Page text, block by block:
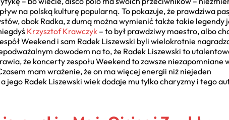
na polską kulturę popularną. To pokazuje, że prawdziwa
obok Radka, z dumą można wymienić także takie legendy
Krzysztof Krawczyk – to był prawdziwy maestro, albo
Weekend i sam Radek Liszewski byli wielokrotnie
dowodem na to, że Radek Liszewski to
że koncerty zespołu Weekend to zawsze niezapomniane
mam wrażenie, że on ma więcej energii niż niejeden
jego Radek Liszewski wiek dodaje mu tylko charyzmy i tego